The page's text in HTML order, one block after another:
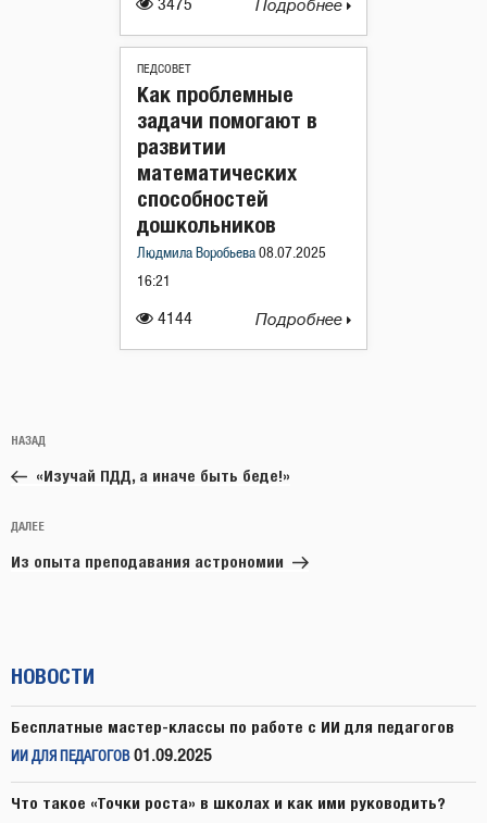
3475 Подробнее
ПЕДСОВЕТ
4144
Как проблемные
задачи помогают в
развитии
математических
способностей
дошкольников
Людмила Воробьева 08.07.2025
16:21
Подробнее
по
записям
Предыдущая
запись:
НАЗАД
«Изучай ПДД, а иначе быть беде!»
Следующая
запись
ДАЛЕЕ
Из опыта преподавания астрономии
НОВОСТИ
Бесплатные мастер-классы по работе с ИИ для педагогов
ИИ ДЛЯ ПЕДАГОГОВ 01.09.2025
Что такое «Точки роста» в школах и как ими руководить?